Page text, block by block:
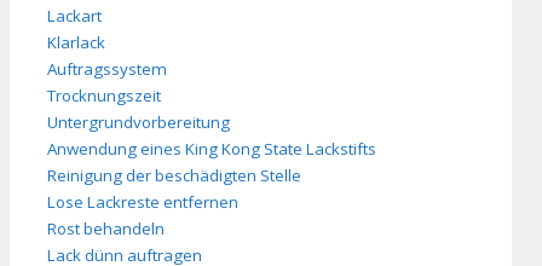
Lackart
Klarlack
Auftragssystem
Trocknungszeit
Untergrundvorbereitung
Anwendung eines King Kong State Lackstifts
Reinigung der beschädigten Stelle
Lose Lackreste entfernen
Rost behandeln
Lack dünn auftragen